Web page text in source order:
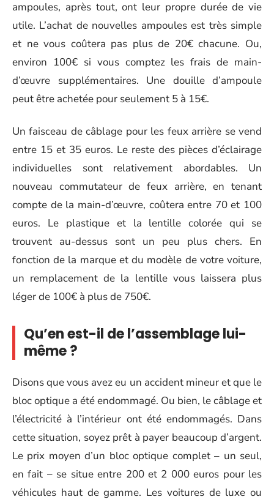
ampoules, après tout, ont leur propre durée de vie
utile. L’achat de nouvelles ampoules est très simple
et ne vous coûtera pas plus de 20€ chacune. Ou,
environ 100€ si vous comptez les frais de main-
d’œuvre supplémentaires. Une douille d’ampoule
peut être achetée pour seulement 5 à 15€.
Un faisceau de câblage pour les feux arrière se vend
entre 15 et 35 euros. Le reste des pièces d’éclairage
individuelles sont relativement abordables. Un
nouveau commutateur de feux arrière, en tenant
compte de la main-d’œuvre, coûtera entre 70 et 100
euros. Le plastique et la lentille colorée qui se
trouvent au-dessus sont un peu plus chers. En
fonction de la marque et du modèle de votre voiture,
un remplacement de la lentille vous laissera plus
léger de 100€ à plus de 750€.
Qu’en est-il de l’assemblage lui-
même ?
Disons que vous avez eu un accident mineur et que le
bloc optique a été endommagé. Ou bien, le câblage et
l’électricité à l’intérieur ont été endommagés. Dans
cette situation, soyez prêt à payer beaucoup d’argent.
Le prix moyen d’un bloc optique complet – un seul,
en fait – se situe entre 200 et 2 000 euros pour les
véhicules haut de gamme. Les voitures de luxe ou